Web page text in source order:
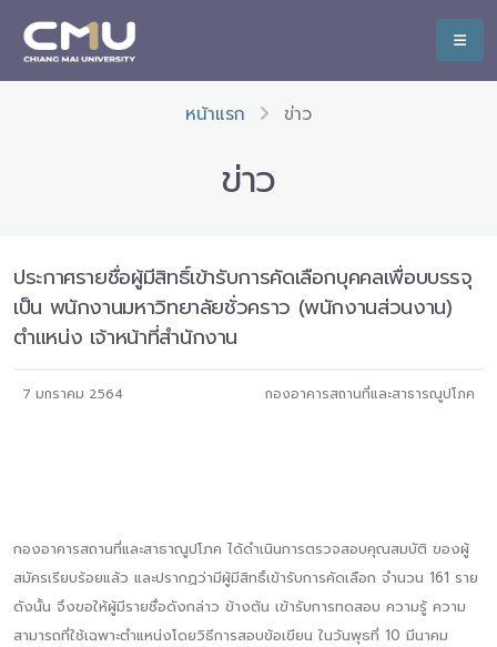
หน้าแรก ข่าว
ข่าว
ประกาศรายชื่อผู้มีสิทธิ์เข้ารับการคัดเลือกบุคคลเพื่อบบรรจุ
เป็น พนักงานมหาวิทยาลัยชั่วคราว (พนักงานส่วนงาน)
ตำแหน่ง เจ้าหน้าที่สำนักงาน
7 มกราคม 2564 กองอาคารสถานที่และสาธารณูปโภค
กองอาคารสถานที่และสาธาณูปโภค ได้ดำเนินการตรวจสอบคุณสมบัติ ของผู้
สมัครเรียบร้อยแล้ว และปรากฏว่ามีผู้มีสิทธิ์เข้ารับการคัดเลือก จำนวน 161 ราย
ดังนั้น จึงขอให้ผู้มีรายชื่อดังกล่าว ข้างต้น เข้ารับการทดสอบ ความรู้ ความ
สามารถที่ใช้เฉพาะตำแหน่งโดยวิธีการสอบข้อเขียน ในวันพุธที่ 10 มีนาคม